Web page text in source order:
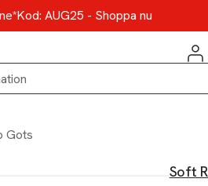
Kod: AUG25 - Shoppa nu
Gots
Soft